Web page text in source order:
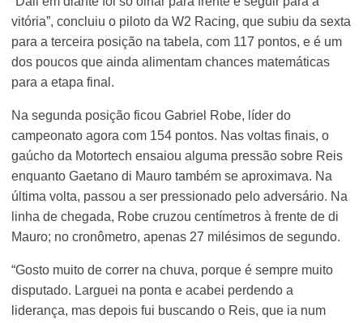
vitória”, concluiu o piloto da W2 Racing, que subiu da sexta
para a terceira posição na tabela, com 117 pontos, e é um
dos poucos que ainda alimentam chances matemáticas
para a etapa final.
Na segunda posição ficou Gabriel Robe, líder do
campeonato agora com 154 pontos. Nas voltas finais, o
gaúcho da Motortech ensaiou alguma pressão sobre Reis
enquanto Gaetano di Mauro também se aproximava. Na
última volta, passou a ser pressionado pelo adversário. Na
linha de chegada, Robe cruzou centímetros à frente de di
Mauro; no cronômetro, apenas 27 milésimos de segundo.
“Gosto muito de correr na chuva, porque é sempre muito
disputado. Larguei na ponta e acabei perdendo a
liderança, mas depois fui buscando o Reis, que ia num